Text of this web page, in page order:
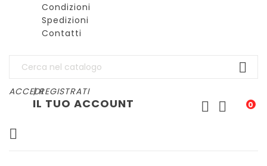
Condizioni
Spedizioni
Contatti

ACCEDI| REGISTRATI
0
IL TUO ACCOUNT 

